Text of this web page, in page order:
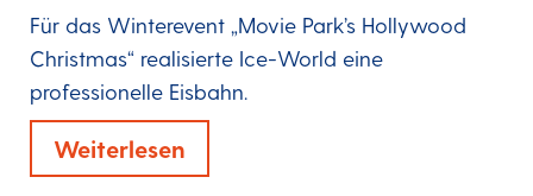
Für das Winterevent „Movie Park’s Hollywood
Christmas“ realisierte Ice-World eine
professionelle Eisbahn.
Weiterlesen